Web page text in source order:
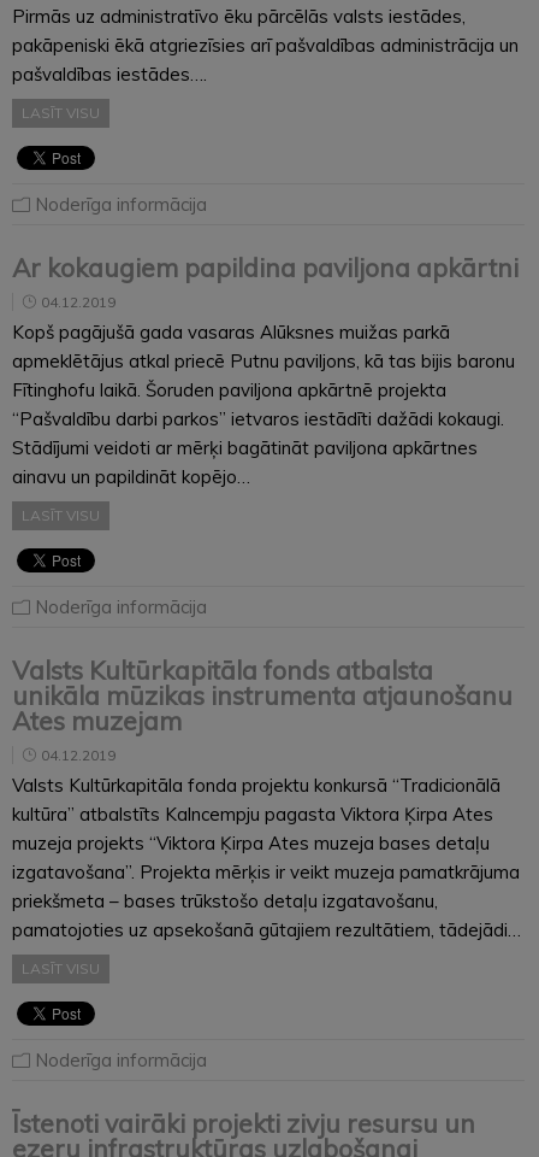
Pirmās uz administratīvo ēku pārcēlās valsts iestādes,
pakāpeniski ēkā atgriezīsies arī pašvaldības administrācija un
pašvaldības iestādes….
LASĪT VISU
Noderīga informācija
Ar kokaugiem papildina paviljona apkārtni
04.12.2019
Kopš pagājušā gada vasaras Alūksnes muižas parkā
apmeklētājus atkal priecē Putnu paviljons, kā tas bijis baronu
Fītinghofu laikā. Šoruden paviljona apkārtnē projekta
“Pašvaldību darbi parkos” ietvaros iestādīti dažādi kokaugi.
Stādījumi veidoti ar mērķi bagātināt paviljona apkārtnes
ainavu un papildināt kopējo…
LASĪT VISU
Noderīga informācija
Valsts Kultūrkapitāla fonds atbalsta
unikāla mūzikas instrumenta atjaunošanu
Ates muzejam
04.12.2019
Valsts Kultūrkapitāla fonda projektu konkursā “Tradicionālā
kultūra” atbalstīts Kalncempju pagasta Viktora Ķirpa Ates
muzeja projekts “Viktora Ķirpa Ates muzeja bases detaļu
izgatavošana”. Projekta mērķis ir veikt muzeja pamatkrājuma
priekšmeta – bases trūkstošo detaļu izgatavošanu,
pamatojoties uz apsekošanā gūtajiem rezultātiem, tādejādi…
LASĪT VISU
Noderīga informācija
Īstenoti vairāki projekti zivju resursu un
ezeru infrastruktūras uzlabošanai